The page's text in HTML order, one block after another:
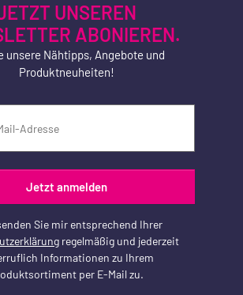
UNSEREN
ABONIEREN.
unsere Nähtipps, Angebote und
Produktneuheiten!
Jetzt anmelden
Sie mir entsprechend Ihrer
regelmäßig und jederzeit
Informationen zu Ihrem
per E-Mail zu.